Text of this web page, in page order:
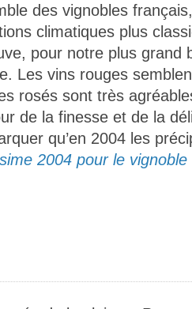
des vignobles
climatiques plus
pour notre plus grand
Les vins rouges
rosés sont très
de la finesse et de la
qu’en 2004 les
2004 pour le